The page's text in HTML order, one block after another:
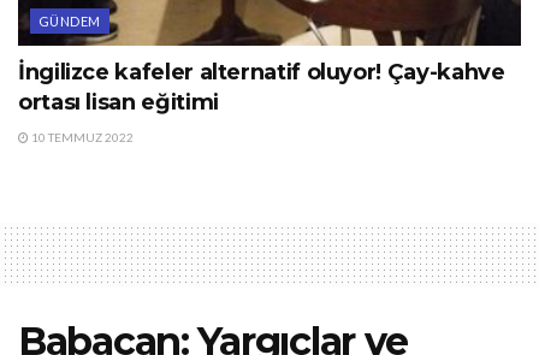
GÜNDEM
İngilizce kafeler alternatif oluyor! Çay-kahve
ortası lisan eğitimi
10 TEMMUZ 2022
Babacan: Yargıçlar ve